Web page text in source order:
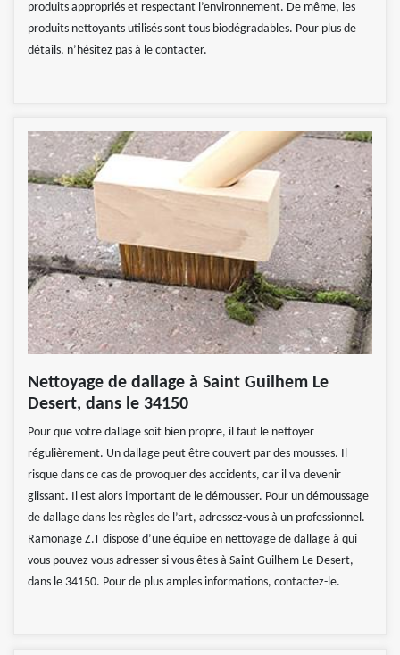
produits appropriés et respectant l’environnement. De même, les
produits nettoyants utilisés sont tous biodégradables. Pour plus de
détails, n’hésitez pas à le contacter.
Nettoyage de dallage à Saint Guilhem Le
Desert, dans le 34150
Pour que votre dallage soit bien propre, il faut le nettoyer
régulièrement. Un dallage peut être couvert par des mousses. Il
risque dans ce cas de provoquer des accidents, car il va devenir
glissant. Il est alors important de le démousser. Pour un démoussage
de dallage dans les règles de l’art, adressez-vous à un professionnel.
Ramonage Z.T dispose d’une équipe en nettoyage de dallage à qui
vous pouvez vous adresser si vous êtes à Saint Guilhem Le Desert,
dans le 34150. Pour de plus amples informations, contactez-le.